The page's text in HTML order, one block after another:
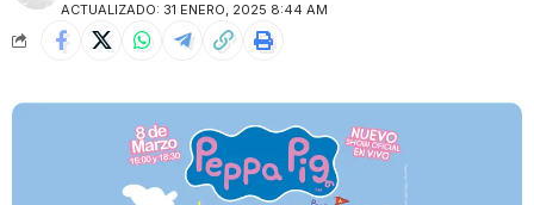
ACTUALIZADO: 31 ENERO, 2025 8:44 AM